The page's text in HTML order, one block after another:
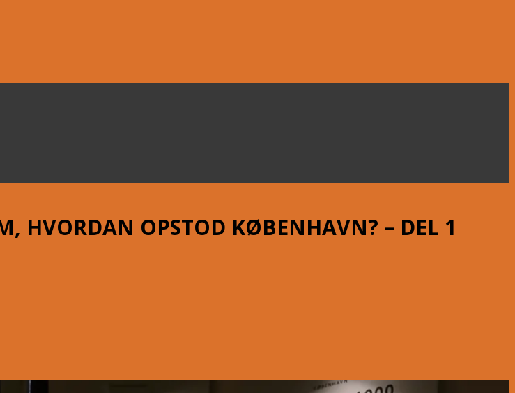
HVORDAN OPSTOD KØBENHAVN? – DEL 1